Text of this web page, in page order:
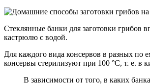
Стеклянные банки для заготовки грибов
кастрюлю с водой.
Для каждого вида консервов в разных по
консервы стерилизуют при 100 °С, т. е. в
В зависимости от того, в каких